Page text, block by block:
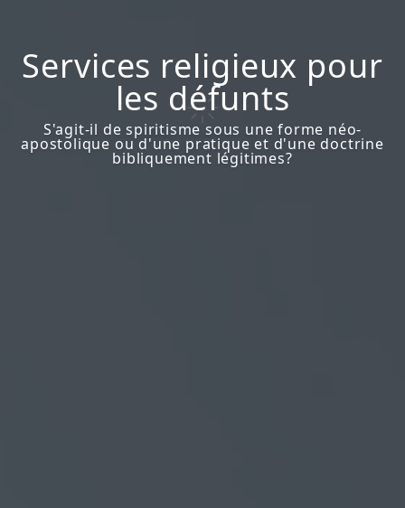
Services religieux pour
les défunts
S'agit-il de spiritisme sous une forme néo-
apostolique ou d'une pratique et d'une doctrine
bibliquement légitimes?